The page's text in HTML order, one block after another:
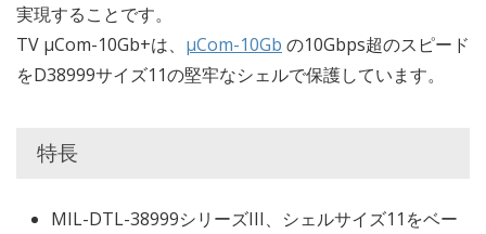
実現することです。
TV µCom-10Gb+は、 μCom-10Gb の10Gbps超のスピード
をD38999サイズ11の堅牢なシェルで保護しています。
特長
MIL-DTL-38999シリーズIII、シェルサイズ11をベー